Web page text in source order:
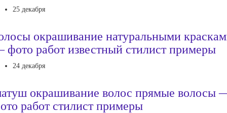
25 декабря
окрашивание натуральными
работ известный стилист примеры
24 декабря
окрашивание волос прямые волосы
работ стилист примеры